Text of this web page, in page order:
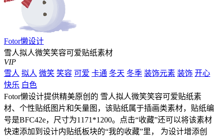
Fotor懒设计
雪人拟人微笑笑容可爱贴纸素材
VIP
雪人 拟人 微笑 笑容 可爱 卡通 冬天 冬季 装饰元素 装饰 开心
快乐 白色
Fotor懒设计提供精美原创的 雪人拟人微笑笑容可爱贴纸素
材、个性贴纸图片和矢量图，该贴纸属于插画类素材，贴纸编
号是BFC42e，尺寸为1171*1200。点击“收藏”还可以将该素材
快速添加到设计内贴纸板块的“我的收藏”里， 为设计增添创